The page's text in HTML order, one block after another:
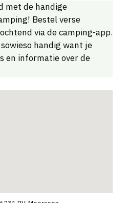
met de handige
Bestel verse
via de camping-app.
handig want je
en informatie over de